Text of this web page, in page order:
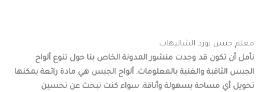
معلم جبس بورد الشاليهات
نأمل أن تكون قد وجدت منشور المدونة الخاص بنا حول تنوع ألواح
الجبس الثاقبة والغنية بالمعلومات. ألواح الجبس هي مادة رائعة يمكنها
تحويل أي مساحة بسهولة وأناقة. سواء كنت تبحث عن تحسين